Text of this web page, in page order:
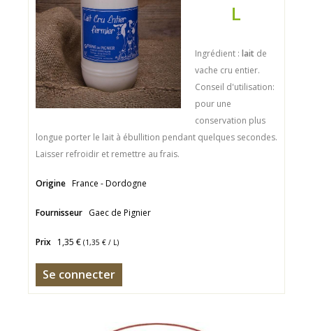
L
Ingrédient : laitde
vache cru entier.
Conseil d'utilisation:
pour une
conservation plus
longue porter le lait à ébullition pendant quelques secondes.
Laisser refroidir et remettre au frais.
Origine France - Dordogne
Fournisseur Gaec de Pignier
Prix 1,35 € (1,35 € / L)
Se connecter